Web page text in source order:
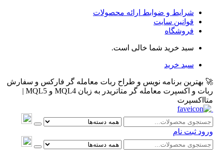
شرایط و ضوابط ارائه محصولات
قوانین سایت
فروشگاه
سبد خرید شما خالی است.
سبد خرید
🚀 بهترین برنامه نویس و طراح ربات معامله گر فارکس و سفارش
ربات و اکسپرت معامله گر متاتریدر به زبان MQL4 و MQL5 |
متااکسپرت
ورود ثبت نام